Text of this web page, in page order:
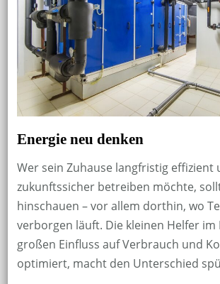
Energie neu denken
Wer sein Zuhause langfristig effizient
zukunftssicher betreiben möchte,
hinschauen – vor allem dorthin, wo
verborgen läuft. Die kleinen Helfer im
großen Einfluss auf Verbrauch und
optimiert, macht den Unterschied